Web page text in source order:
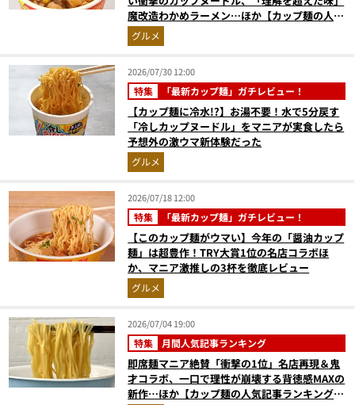
魔改造わかめラーメン…ほか【カップ麺の人気
記事ランキングベスト3】（2026年6月版）
グルメ
2026/07/30 12:00
特集 「最新カップ麺」ガチレビュー！
【カップ麺に冷水!?】お湯不要！水で5分戻す
「冷しカップヌードル」をマニアが実食したら
予想外の激ウマ新体験だった
グルメ
2026/07/18 12:00
特集 「最新カップ麺」ガチレビュー！
【このカップ麺がウマい】今年の「醤油カップ
麺」は超豊作！TRY大賞1位の名店コラボほ
か、マニア激推しの3杯を徹底レビュー
グルメ
2026/07/04 19:00
特集 月間人気記事ランキング
即席麺マニア絶賛「衝撃の1位」名店再現＆鬼
才コラボ、一口で理性が崩壊する背徳感MAXの
新作…ほか【カップ麺の人気記事ランキングベ